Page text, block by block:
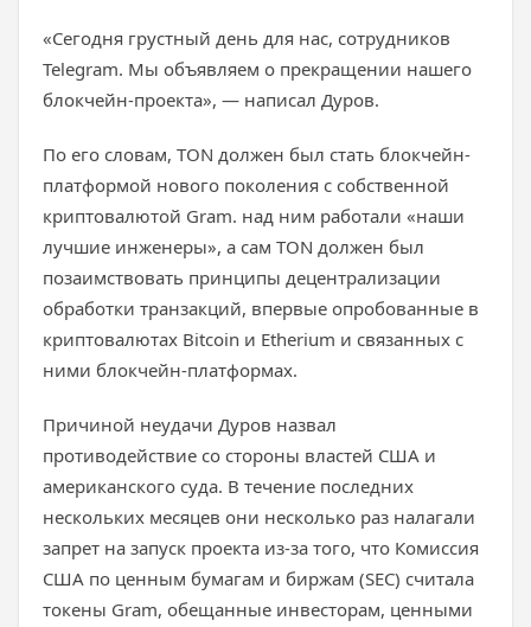
«Сегодня грустный день для нас, сотрудников
Telegram. Мы объявляем о прекращении нашего
блокчейн-проекта», — написал Дуров.
По его словам, TON должен был стать блокчейн-
платформой нового поколения с собственной
криптовалютой Gram. над ним работали «наши
лучшие инженеры», а сам TON должен был
позаимствовать принципы децентрализации
обработки транзакций, впервые опробованные в
криптовалютах Bitcoin и Etherium и связанных с
ними блокчейн-платформах.
Причиной неудачи Дуров назвал
противодействие со стороны властей США и
американского суда. В течение последних
нескольких месяцев они несколько раз налагали
запрет на запуск проекта из-за того, что Комиссия
США по ценным бумагам и биржам (SEC) считала
токены Gram, обещанные инвесторам, ценными